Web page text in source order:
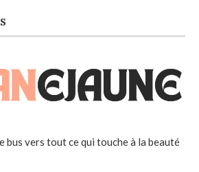
bus vers tout ce qui touche à la beauté